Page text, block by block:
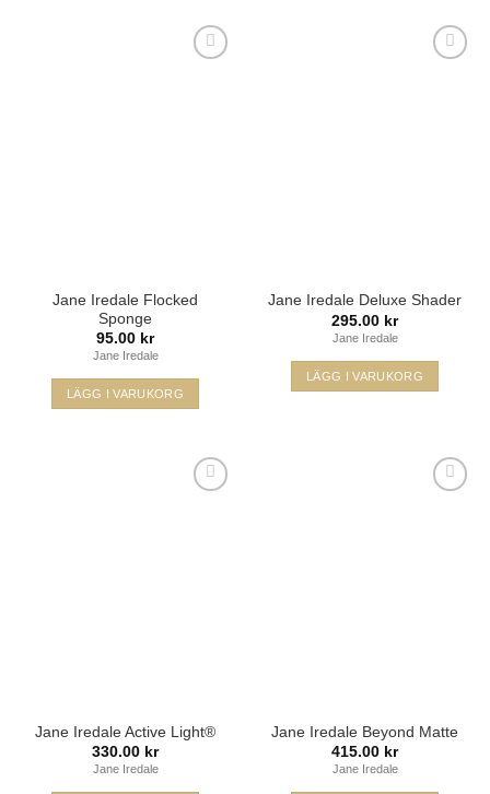
Jane Iredale Flocked
Sponge
95.00 kr
Jane Iredale
LÄGG I VARUKORG
Jane Iredale Deluxe Shader
295.00 kr
Jane Iredale
LÄGG I VARUKORG
Jane Iredale Active Light®
330.00 kr
Jane Iredale
Jane Iredale Beyond Matte
415.00 kr
Jane Iredale